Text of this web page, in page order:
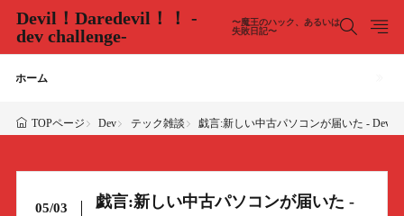
Devil！Daredevil！！ -
dev challenge-
〜魔王のハック、あるいは
失敗日記〜
ホーム
TOPページ Dev テック雑談 戯言:新しい中古パソコンが届いた - Devil
05/03
戯言:新しい中古パソコンが届いた -